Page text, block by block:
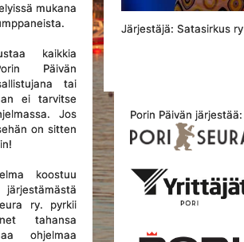
mukana
kaikkia
Päivän
tai
ei tarvitse
Jos
on sitten
koostuu
ry. pyrkii
tahansa
ohjelmaa
Järjestäjä: Satasirkus ry
Porin Päivän järjestää: